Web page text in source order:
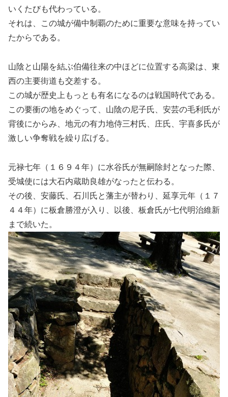
いくたびも代わっている。
それは、この城が備中制覇のために重要な意味を持ってい
たからである。
山陰と山陽を結ぶ伯備往来の中ほどに位置する高梁は、東
西の主要街道も交差する。
この城が歴史上もっとも有名になるのは戦国時代である。
この要衝の地をめぐって、山陰の尼子氏、安芸の毛利氏が
背後にからみ、地元の有力地侍三村氏、庄氏、宇喜多氏が
激しい争奪戦を繰り広げる。
元禄七年（１６９４年）に水谷氏が無嗣除封となった際、
受城使には大石内蔵助良雄がなったと伝わる。
その後、安藤氏、石川氏と藩主が替わり、延享元年（１７
４４年）に板倉勝澄が入り、以後、板倉氏が七代明治維新
まで続いた。